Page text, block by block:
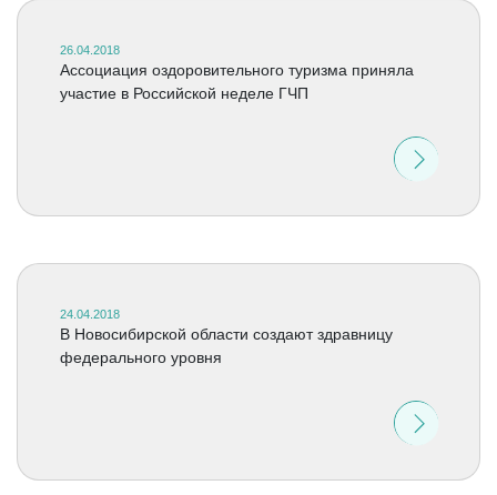
26.04.2018
Ассоциация оздоровительного туризма приняла
участие в Российской неделе ГЧП
24.04.2018
В Новосибирской области создают здравницу
федерального уровня